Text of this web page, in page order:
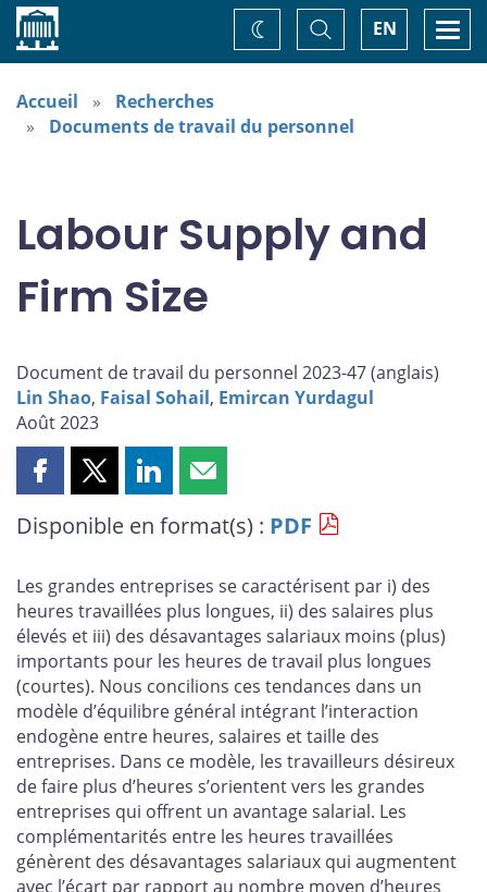
Accueil EN
Basculer
la
recherche
Changez
de
Accueil
Recherches
Documents de travail du personnel
Labour Supply and
Firm Size
Document de travail du personnel 2023-47 (anglais)
Lin Shao, Faisal Sohail, Emircan Yurdagul
Août 2023
Partager
page
Facebook
Partager
page
X
Partager
page
LinkedIn
Partager
page
courriel
Disponible en format(s) : PDF
Les grandes entreprises se caractérisent par i) des
heures travaillées plus longues, ii) des salaires plus
élevés et iii) des désavantages salariaux moins (plus)
importants pour les heures de travail plus longues
(courtes). Nous concilions ces tendances dans un
modèle d’équilibre général intégrant l’interaction
endogène entre heures, salaires et taille des
entreprises. Dans ce modèle, les travailleurs désireux
de faire plus d’heures s’orientent vers les grandes
entreprises qui offrent un avantage salarial. Les
complémentarités entre les heures travaillées
génèrent des désavantages salariaux qui augmentent
avec l’écart par rapport au nombre moyen d’heures